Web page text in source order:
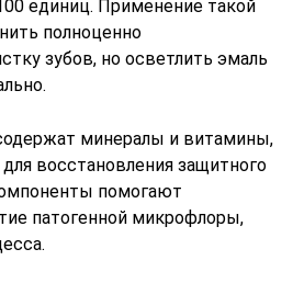
единиц. Применение такой
полноценно
зубов, но осветлить эмаль
минералы и витамины,
восстановления защитного
помогают
патогенной микрофлоры,